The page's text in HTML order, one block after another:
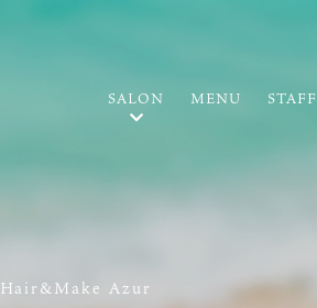
Hair&Make Azur
SALON MENU STAFF